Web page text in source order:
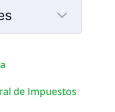
de Impuestos